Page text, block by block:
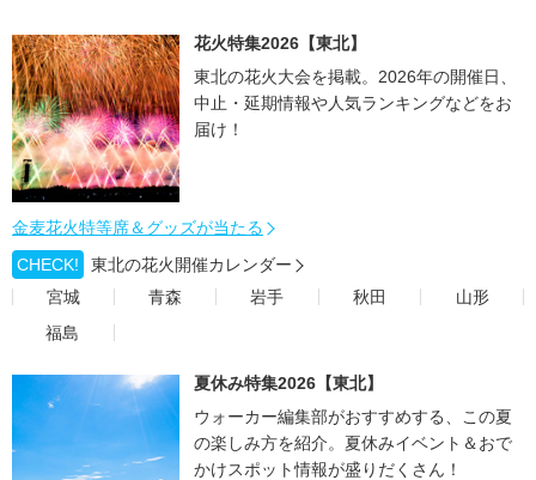
花火特集2026【東北】
東北の花火大会を掲載。2026年の開催日、
中止・延期情報や人気ランキングなどをお
届け！
金麦花火特等席＆グッズが当たる
CHECK!
東北の花火開催カレンダー
宮城
青森 岩手 秋田
山形
福島
夏休み特集2026【東北】
ウォーカー編集部がおすすめする、この夏
の楽しみ方を紹介。夏休みイベント＆おで
かけスポット情報が盛りだくさん！